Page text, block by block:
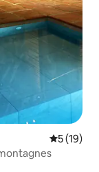
5 (19)